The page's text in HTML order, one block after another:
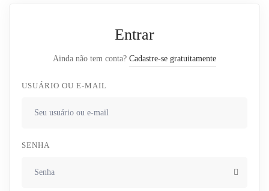
Entrar
Ainda não tem conta? Cadastre-se gratuitamente
USUÁRIO OU E-MAIL
SENHA